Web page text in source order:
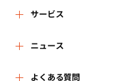
ウントに関しては慎重
とに起因して、万一何
で行います。
合や、人命・財産の
リフォーム評価ナビと
運営体制
サービス
リフォーム会社を探す
ニュース
新着情報
よくある質問